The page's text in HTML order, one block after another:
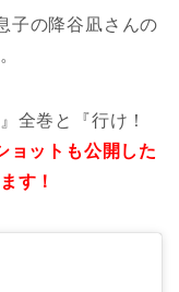
子の降谷凪さんの
全巻と『行け！
ョットも公開した
す！